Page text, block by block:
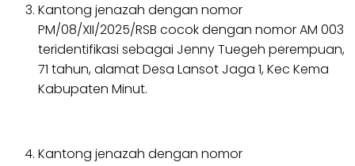
Kantong jenazah dengan nomor
PM/08/XII/2025/RSB cocok dengan nomor AM 003
teridentifikasi sebagai Jenny Tuegeh perempuan,
71 tahun, alamat Desa Lansot Jaga 1, Kec Kema
Kabupaten Minut.
Kantong jenazah dengan nomor